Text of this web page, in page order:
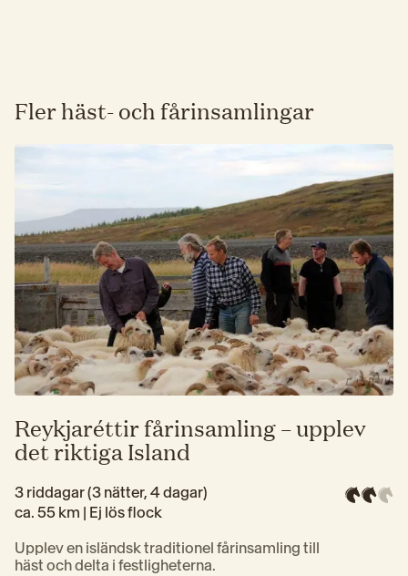
Fler häst- och fårinsamlingar
Reykjaréttir fårinsamling – upplev
det riktiga Island
3 riddagar (3 nätter, 4 dagar)
ca. 55 km | Ej lös flock
Upplev en isländsk traditionel fårinsamling till
häst och delta i festligheterna.